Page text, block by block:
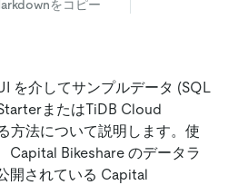
をコピー
を介してサンプルデータ (SQL
またはTiDB Cloud
方法について説明します。使
Capital Bikeshare のデータラ
開されている Capital